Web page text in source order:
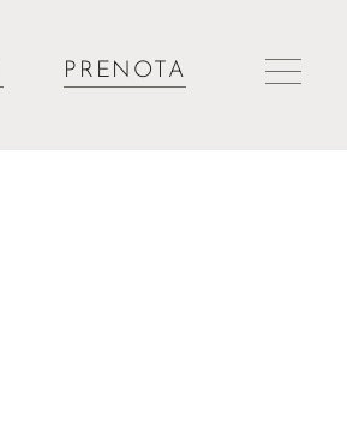
PRENOTA